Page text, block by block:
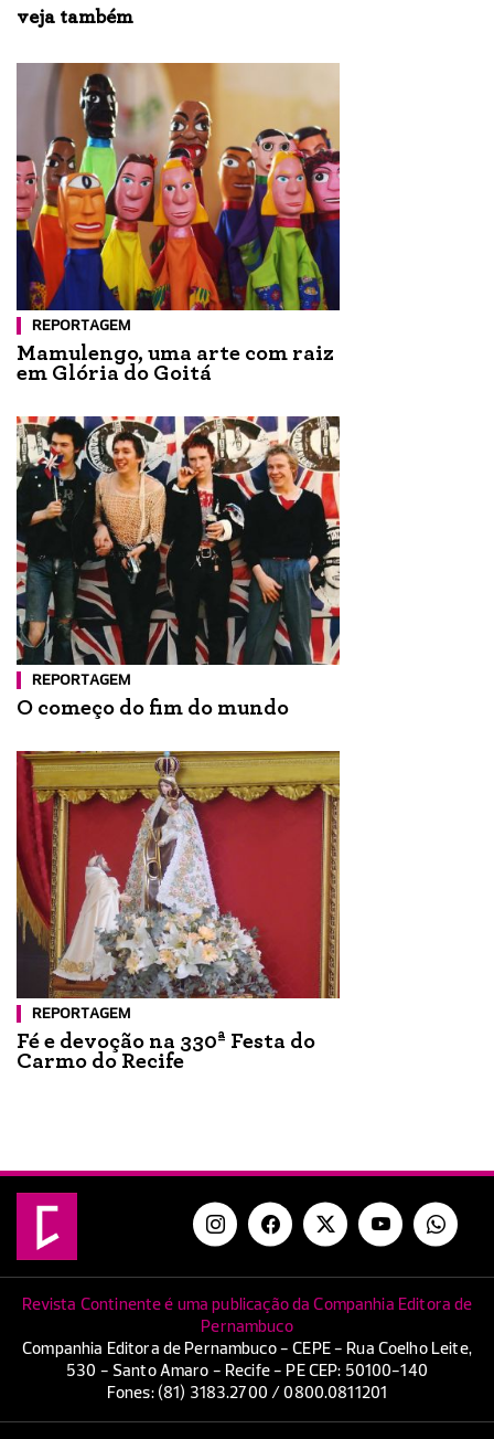
veja também
REPORTAGEM
Mamulengo, uma arte com raiz
em Glória do Goitá
REPORTAGEM
O começo do fim do mundo
REPORTAGEM
Fé e devoção na 330ª Festa do
Carmo do Recife
Revista Continente é uma publicação da Companhia Editora de
Pernambuco
Companhia Editora de Pernambuco - CEPE - Rua Coelho Leite,
530 - Santo Amaro - Recife - PE CEP: 50100-140
Fones: (81) 3183.2700 / 0800.0811201